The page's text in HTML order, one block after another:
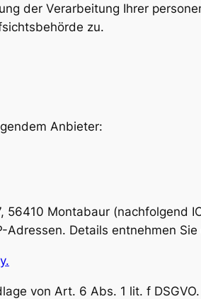
der Verarbeitung Ihrer
zu.
Anbieter:
56410 Montabaur (nachfolgend
Adressen. Details entnehmen
von Art. 6 Abs. 1 lit. f